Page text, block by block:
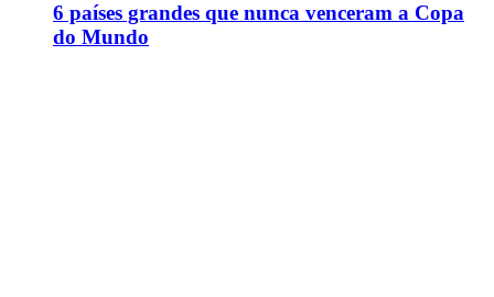
6 países grandes que nunca venceram a Copa
do Mundo